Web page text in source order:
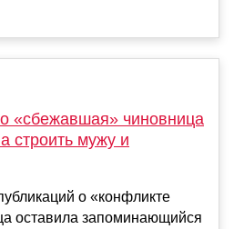
«сбежавшая» чиновница
строить мужу и
о «конфликте
оставила запоминающийся